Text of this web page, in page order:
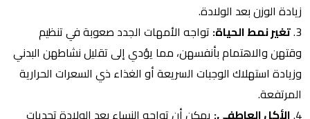
زيادة الوزن بعد الولادة.
3. تغير نمط الحياة: تواجه الأمهات الجدد صعوبة في تنظيم
وقتهن والاهتمام بأنفسهن، مما يؤدي إلى تقليل نشاطهن البدني
وزيادة استهلاك الوجبات السريعة أو الغذاء ذي السعرات الحرارية
المرتفعة.
4. الأكل العاطفي: يمكن أن تواجه النساء بعد الولادة تحديات